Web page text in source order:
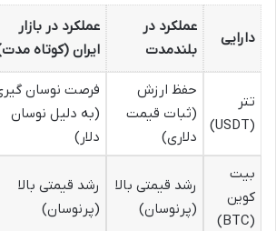
دارایی
عملکرد در
بلندمدت
عملکرد در بازار
ایران (کوتاه
تتر
(USDT)
حفظ ارزش
(ثبات قیمت
دلاری)
فرصت نوسان
(به دلیل نوسان
دلار)
بیت
کوین
(BTC)
رشد قیمتی بالا
(پرنوسان)
رشد قیمتی بالا
(پرنوسان)